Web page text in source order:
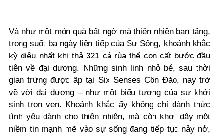
Và như một món quà bất ngờ mà thiên nhiên ban tặng,
trong suốt ba ngày liên tiếp của Sự Sống, khoảnh khắc
kỳ diệu nhất khi thả 321 cá rùa thể con cất bước đầu
tiên về đại dương. Những sinh linh nhỏ bé, sau thời
gian trứng được ấp tại Six Senses Côn Đảo, nay trở
về với đại dương – như một biểu tượng của sự khởi
sinh trọn vẹn. Khoảnh khắc ấy không chỉ đánh thức
tình yêu dành cho thiên nhiên, mà còn khơi dậy một
niềm tin mạnh mẽ vào sự sống đang tiếp tục nảy nở,